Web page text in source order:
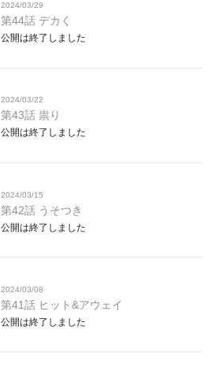
2024/03/29
第44話 デカく
公開は終了しました
2024/03/22
第43話 祟り
公開は終了しました
2024/03/15
第42話 うそつき
公開は終了しました
2024/03/08
第41話 ヒット&アウェイ
公開は終了しました